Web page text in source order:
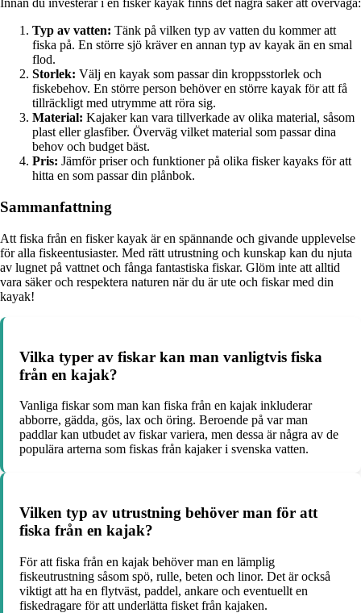
Innan du investerar i en fisker kayak finns det några saker att överväga:
Typ av vatten: Tänk på vilken typ av vatten du kommer att
fiska på. En större sjö kräver en annan typ av kayak än en smal
flod.
Storlek: Välj en kayak som passar din kroppsstorlek och
fiskebehov. En större person behöver en större kayak för att få
tillräckligt med utrymme att röra sig.
Material: Kajaker kan vara tillverkade av olika material, såsom
plast eller glasfiber. Överväg vilket material som passar dina
behov och budget bäst.
Pris: Jämför priser och funktioner på olika fisker kayaks för att
hitta en som passar din plånbok.
Sammanfattning
Att fiska från en fisker kayak är en spännande och givande upplevelse
för alla fiskeentusiaster. Med rätt utrustning och kunskap kan du njuta
av lugnet på vattnet och fånga fantastiska fiskar. Glöm inte att alltid
vara säker och respektera naturen när du är ute och fiskar med din
kayak!
Vilka typer av fiskar kan man vanligtvis fiska
från en kajak?
Vanliga fiskar som man kan fiska från en kajak inkluderar
abborre, gädda, gös, lax och öring. Beroende på var man
paddlar kan utbudet av fiskar variera, men dessa är några av de
populära arterna som fiskas från kajaker i svenska vatten.
Vilken typ av utrustning behöver man för att
fiska från en kajak?
För att fiska från en kajak behöver man en lämplig
fiskeutrustning såsom spö, rulle, beten och linor. Det är också
viktigt att ha en flytväst, paddel, ankare och eventuellt en
fiskedragare för att underlätta fisket från kajaken.